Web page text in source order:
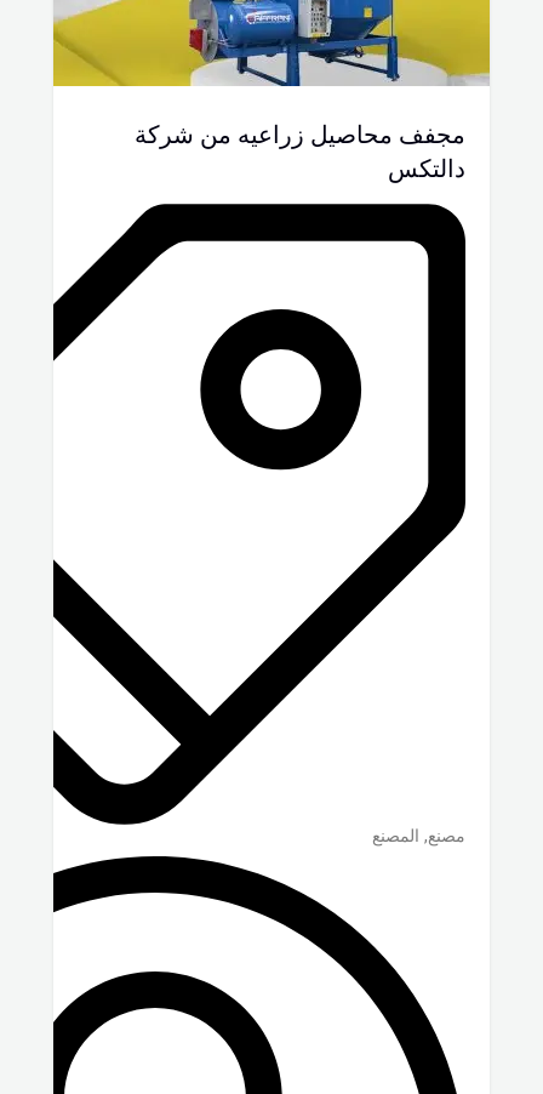
مجفف محاصيل زراعيه من شركة
دالتكس
مصنع, المصنع